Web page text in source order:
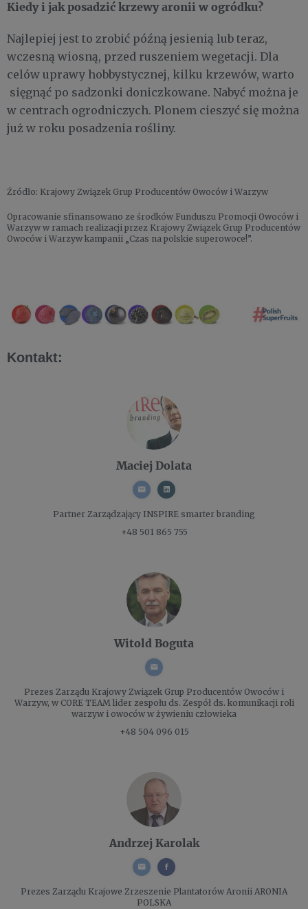
Kiedy i jak posadzić krzewy aronii w ogródku?
Najlepiej jest to zrobić późną jesienią lub teraz,
wczesną wiosną, przed ruszeniem wegetacji. Dla
celów uprawy hobbystycznej, kilku krzewów, warto
sięgnąć po sadzonki doniczkowane. Nabyć można je
w centrach ogrodniczych. Plonem cieszyć się można
już w roku posadzenia rośliny.
Źródło: Krajowy Związek Grup Producentów Owoców i Warzyw
Opracowanie sfinansowano ze środków Funduszu Promocji Owoców i
Warzyw w ramach realizacji przez Krajowy Związek Grup Producentów
Owoców i Warzyw kampanii „Czas na polskie superowoce!”.
Kontakt:
Maciej Dolata
Partner Zarządzający INSPIRE smarter branding
+48 501 865 755
Witold Boguta
Prezes Zarządu Krajowy Związek Grup Producentów Owoców i
Warzyw, w CORE TEAM lider zespołu ds. Zespół ds. komunikacji roli
warzyw i owoców w żywieniu człowieka
+48 504 096 015
Andrzej Karolak
Prezes Zarządu Krajowe Zrzeszenie Plantatorów Aronii ARONIA
POLSKA